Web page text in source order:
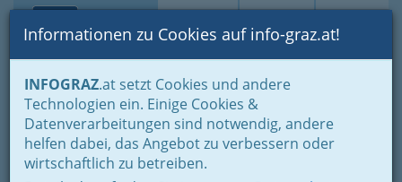
Suche Login Toggle
Informationen zu Cookies auf info-graz.at!
INFOGRAZ.at setzt Cookies und andere
Technologien ein. Einige Cookies &
Datenverarbeitungen sind notwendig, andere
helfen dabei, das Angebot zu verbessern oder
wirtschaftlich zu betreiben.
Home Lifestyle
Feste feiern
Der schönste Tag im Leben für viele
Planung erspart Ärger und Stress vor dem Heiraten
Hochzeitsreise